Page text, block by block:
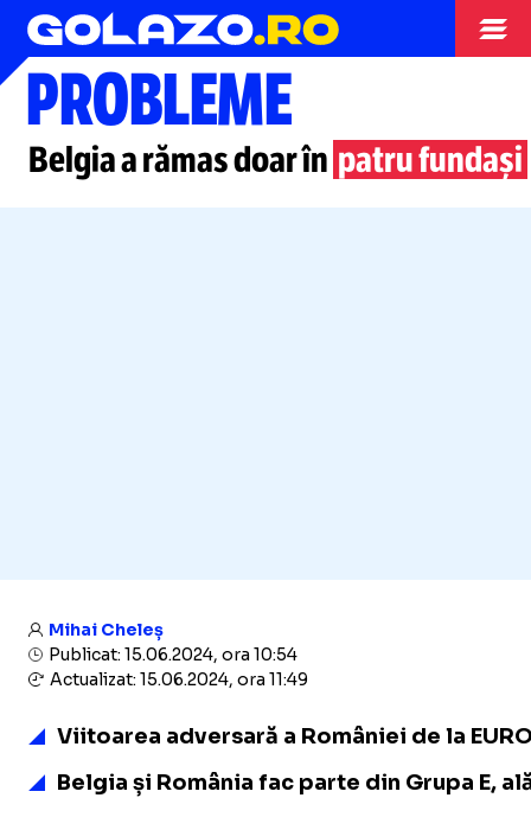
EURO 2024
PROBLEME
Belgia a rămas doar în patru fundași
Mihai Cheleș
Publicat: 15.06.2024, ora 10:54
Actualizat: 15.06.2024, ora 11:49
Viitoarea adversară a României de la
Belgia și România fac parte din Grupa E,